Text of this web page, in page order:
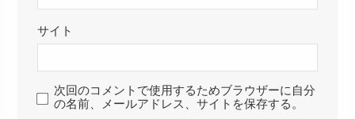
サイト
次回のコメントで使用するためブラウザーに自分
の名前、メールアドレス、サイトを保存する。